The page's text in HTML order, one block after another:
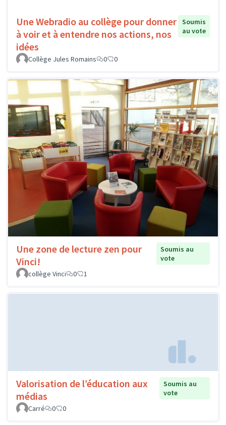
Une Webradio au collège pour donner
à voir et à entendre nos actions, nos
idées
Soumis
au vote
Collège Jules Romains 0 0
Une zone de lecture zen pour
Vinci!
Soumis au
vote
collège Vinci
0 1
Valorisation de l’éducation aux
médias
Soumis au
vote
Carré
0 0